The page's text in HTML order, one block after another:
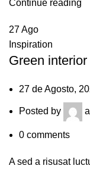
Continue reading
27Ago
Inspiration
Green
27 de Agosto,
Posted by
0 comments
A sed a risusat